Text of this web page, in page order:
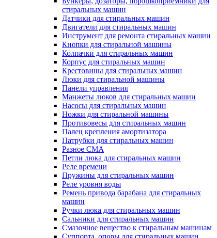
стиральных машин
Датчики для стиральных машин
Двигатели для стиральных машин
Инструмент для ремонта стиральных машин
Кнопки для стиральной машины
Колпачки для стиральных машин
Корпус для стиральных машин
Крестовины для стиральных машин
Люки для стиральной машины
Панели управления
Манжеты люков для стиральных машин
Насосы для стиральных машин
Ножки для стиральной машины
Противовесы для стиральных машин
Палец крепления амортизатора
Патрубки для стиральных машин
Разное СМА
Петли люка для стиральных машин
Реле времени
Пружины для стиральных машин
Реле уровня воды
Ремень привода барабана для стиральных
машин
Ручки люка для стиральных машин
Сальники для стиральных машин
Смазочное вещество к стиральным машинам
Суппорта, опоры для стиральных машин